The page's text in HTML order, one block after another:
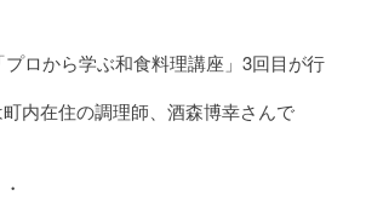
プロから学ぶ和食料理講座」3回目が行
内在住の調理師、酒森博幸さんで